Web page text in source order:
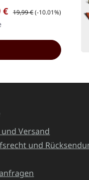
€ Regulärer Preis:
19,99 €(-10.01%)
Versand
und